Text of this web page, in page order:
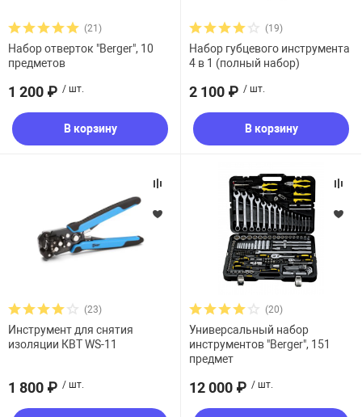
Музыкальные
аксессуары
Материал корпуса
(21)
Набор отверток "Berger", 10
предметов
1 200 ₽ / шт.
В корзину
(19)
Набор губцевого инструмента
4 в 1 (полный набор)
2 100 ₽ / шт.
В корзину
(23)
Инструмент для снятия
изоляции КВТ WS-11
1 800 ₽ / шт.
(20)
Универсальный набор
инструментов "Berger", 151
предмет
12 000 ₽ / шт.